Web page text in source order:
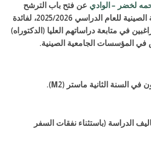
لخضر – الواديعن فتح باب الترشح
للعام الدراسي 2025/2026، لفائدة
في متابعة دراساتهم العليا (الدكتوراه)
في المؤسسات الجامعية الصينية.
في السنة الثانية ماستر (M2).
الدراسة (باستثناء نفقات السفر